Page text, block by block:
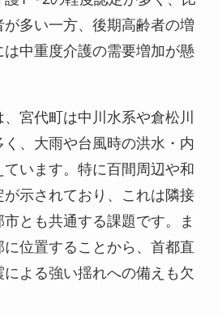
多い一方、後期高齢者の増
中重度介護の需要増加が懸
宮代町は中川水系や倉松川
、大雨や台風時の洪水・内
います。特に百間周辺や和
が示されており、これは隣接
とも共通する課題です。ま
位置することから、首都直
よる強い揺れへの備えも欠